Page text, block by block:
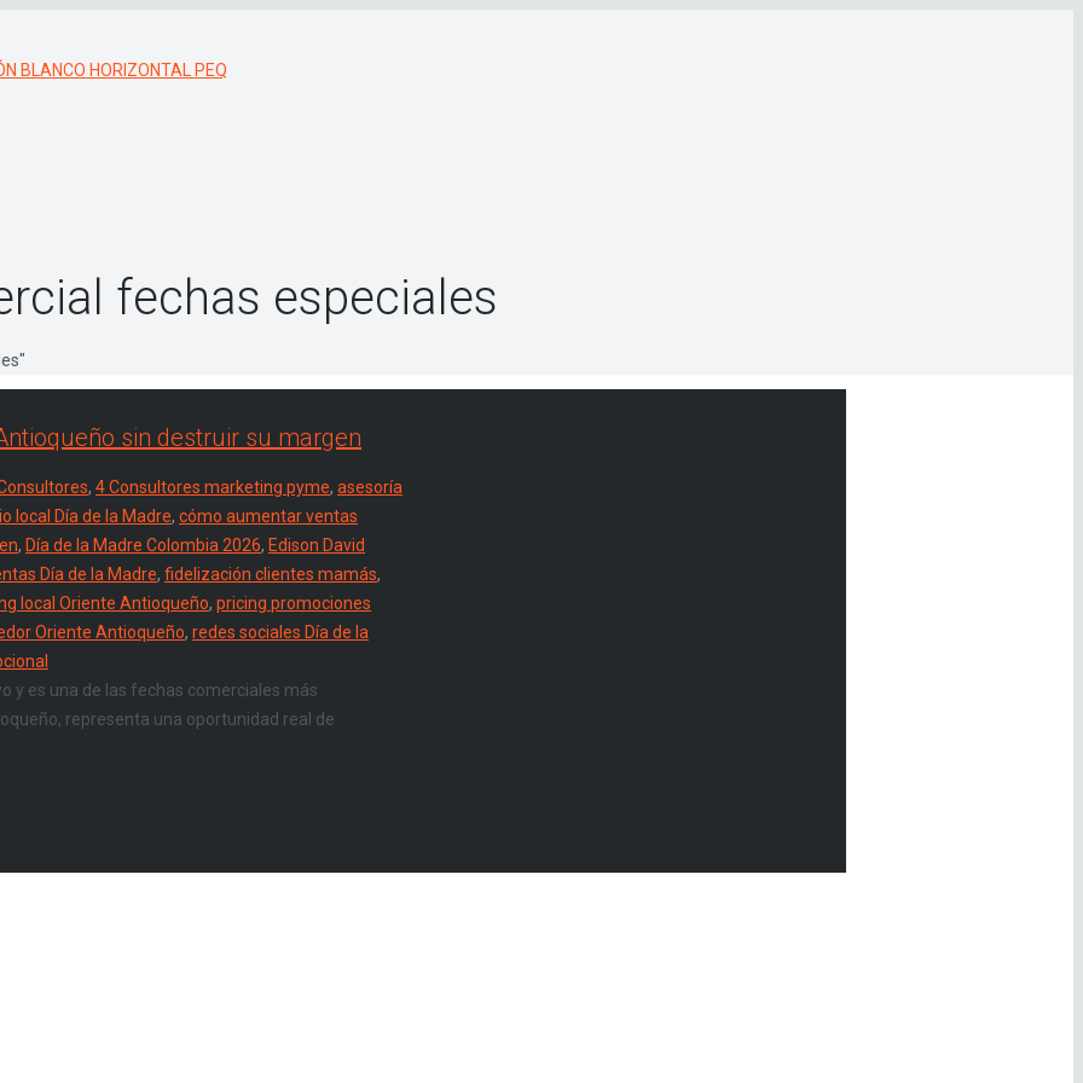
fechas especiales
sin destruir su margen
, 4 Consultores marketing pyme, asesoría
local Día de la Madre, cómo aumentar ventas
, Día de la Madre Colombia 2026, Edison David
Día de la Madre, fidelización clientes mamás,
local Oriente Antioqueño, pricing promociones
Oriente Antioqueño, redes sociales Día de la
y es una de las fechas comerciales más
representa una oportunidad real de